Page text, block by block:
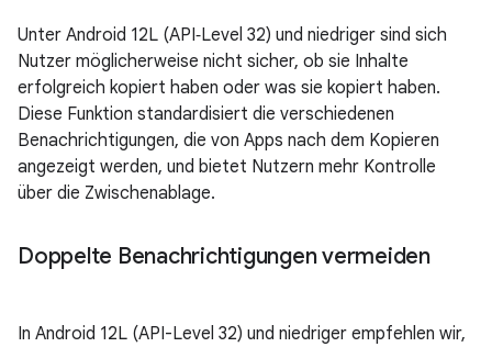
Unter Android 12L (API‑Level 32) und niedriger sind sich
Nutzer möglicherweise nicht sicher, ob sie Inhalte
erfolgreich kopiert haben oder was sie kopiert haben.
Diese Funktion standardisiert die verschiedenen
Benachrichtigungen, die von Apps nach dem Kopieren
angezeigt werden, und bietet Nutzern mehr Kontrolle
über die Zwischenablage.
Doppelte Benachrichtigungen vermeiden
In Android 12L (API-Level 32) und niedriger empfehlen wir,